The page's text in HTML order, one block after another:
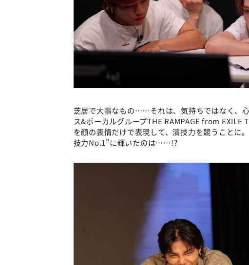
芝居で大事なもの……それは、気持ちではなく、
ス&ボーカルグループTHE RAMPAGE from EXILE
を顔の表情だけで表現して、演技力を競うことに
技力No.1”に輝いたのは……!?